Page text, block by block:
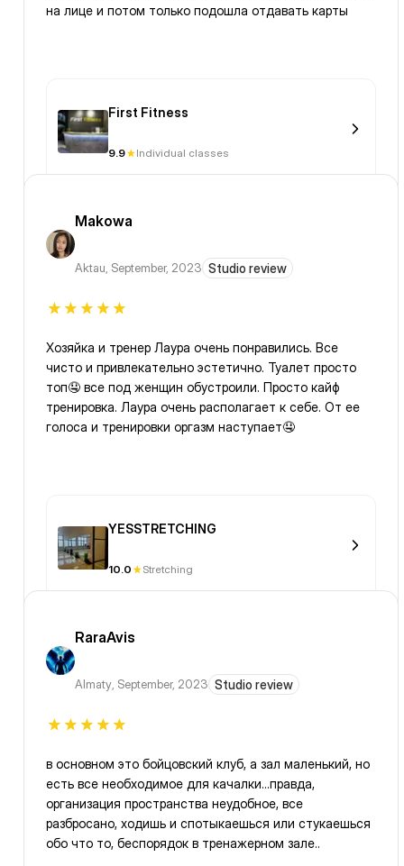
на лице и потом только подошла отдавать карты
First Fitness
9.9 Individual classes
Makowa
Aktau, September, 2023 Studio review
Хозяйка и тренер Лаура очень понравились. Все
чисто и привлекательно эстетично. Туалет просто
топ🤤 все под женщин обустроили. Просто кайф
тренировка. Лаура очень располагает к себе. От ее
голоса и тренировки оргазм наступает🤤
YESSTRETCHING
10.0 Stretching
RaraAvis
Almaty, September, 2023 Studio review
в основном это бойцовский клуб, а зал маленький, но
есть все необходимое для качалки...правда,
организация пространства неудобное, все
разбросано, ходишь и спотыкаешься или стукаешься
обо что то, беспорядок в тренажерном зале..